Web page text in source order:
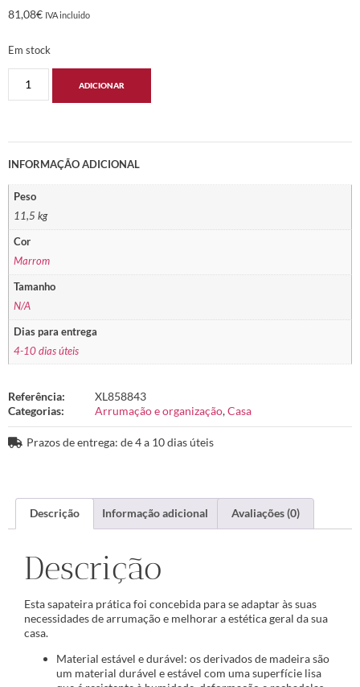
81,08€ IVA incluido
Em stock
ADICIONAR
INFORMAÇÃO ADICIONAL
Peso
11,5 kg
Cor
Marrom
Tamanho
N/A
Dias para entrega
4-10 dias úteis
Referência:
XL858843
Categorias:
Arrumação e organização,Casa
Prazos de entrega: de 4 a 10 dias úteis
Descrição Informação adicional Avaliações (0)
Descrição
Esta sapateira prática foi concebida para se adaptar às suas
necessidades de arrumação e melhorar a estética geral da sua
casa.
Material estável e durável: os derivados de madeira são
um material durável e estável com uma superfície lisa